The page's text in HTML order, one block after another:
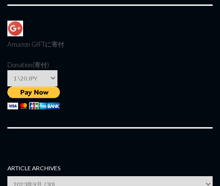
Amazon GIFTに寄付
Donation(寄付)
ARTICLE ARCHIVES